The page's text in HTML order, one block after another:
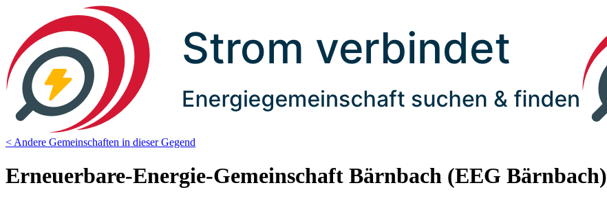
< Andere Gemeinschaften in dieser Gegend
Erneuerbare-Energie-Gemeinschaft Bärnbach (EEG Bärnbach)